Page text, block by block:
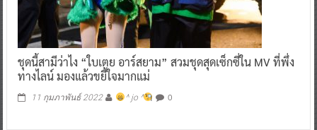
ชุดนี้สามีว่าไง “ใบเตย อาร์สยาม” สวมชุดสุดเซ็กซี่ใน MV ที่พึ่ง
ทางไลน์ มองแล้วขยี้ใจมากแม่
11 กุมภาพันธ์ 2022 ^ jo ^ 0